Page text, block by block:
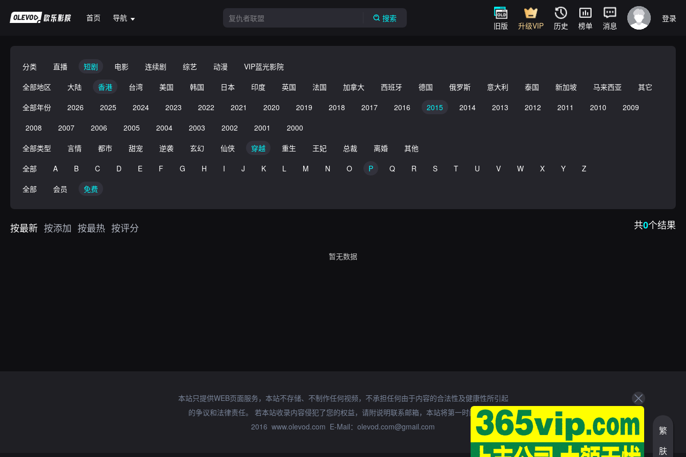
首页 导航 搜索
旧版 升级VIP 历史 榜单 消息
登录
分类 直播 短剧 电影 连续剧 综艺 动漫
VIP蓝光影院
全部地区
大陆 香港 台湾 美国 韩国 日本 印度 英国 法国 加拿大 西班牙 德国 俄罗斯 意大利 泰国 新加坡 马来西亚
其它
全部年份
2026 2025 2024 2023 2022 2021 2020 2019 2018 2017 2016 2015 2014 2013 2012 2011 2010
2009
2008
2007 2006 2005 2004 2003 2002 2001
2000
全部类型
言情 都市 甜宠 逆袭 玄幻 仙侠 穿越 重生 王妃 总裁 离婚
其他
全部
A B C D E F G H I J K L M N O P Q R S T U V W X Y
Z
全部
会员 免费
按最新 按添加 按最热 按评分 共0个结果
暂无数据
本站只提供WEB页面服务，本站不存储、不制作任何视频，不承担任何由于内容的合法性及健康性所引起
的争议和法律责任。 若本站收录内容侵犯了您的权益，请附说明联系邮箱，本站将第一时间处理。
2016 www.olevod.com E-Mail：olevod.com@gmail.com
繁
肤